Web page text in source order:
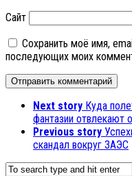
Сайт
Сохранить моё имя,
последующих моих
Next story Куда
фантазии отвлекают
Previous story
скандал вокруг ЗАЭС